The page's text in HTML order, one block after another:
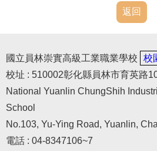
返回
國立員林崇實高級工業職業學校
校
校址 : 510002彰化縣員林市育英路
National Yuanlin ChungShih
School
No.103, Yu-Ying Road, Yuanlin,
電話 : 04-8347106~7